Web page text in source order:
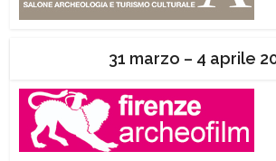
31 marzo – 4 aprile